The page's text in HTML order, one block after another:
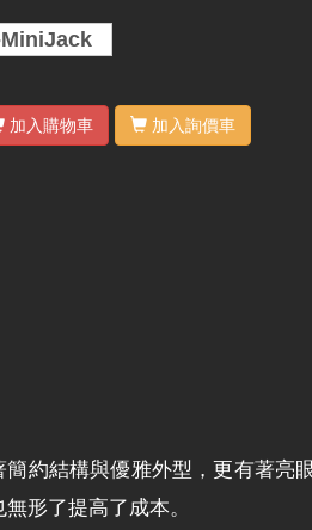
加入購物車 加入詢價車
約結構與優雅外型，更有著亮
形了提高了成本。